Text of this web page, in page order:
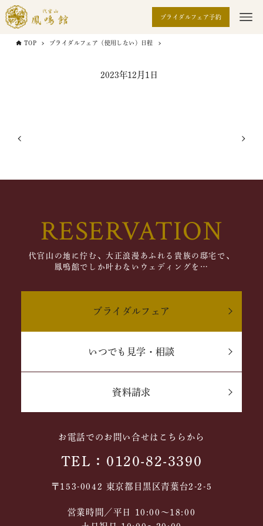
ブライダルフェア予約
TOP ブライダルフェア（使用しない）日程
2023年12月1日
RESERVATION
代官山の地に佇む、大正浪漫あふれる貴族の邸宅で、
鳳鳴館でしか叶わないウェディングを…
ブライダルフェア
いつでも見学・相談
資料請求
お電話でのお問い合せはこちらから
TEL：0120-82-3390
〒153-0042 東京都目黒区青葉台2-2-5
営業時間／平日 10:00～18:00